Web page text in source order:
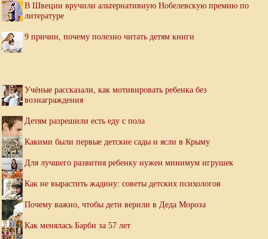
В Швеции вручили альтернативную Нобелевскую премию по
литературе
9 причин, почему полезно читать детям книги
Учёные рассказали, как мотивировать ребенка без
вознаграждения
Детям разрешили есть еду с пола
Какими были первые детские сады и ясли в Крыму
Для лучшего развития ребенку нужен минимум игрушек
Как не вырастить жадину: советы детских психологов
Почему важно, чтобы дети верили в Деда Мороза
Как менялась Барби за 57 лет